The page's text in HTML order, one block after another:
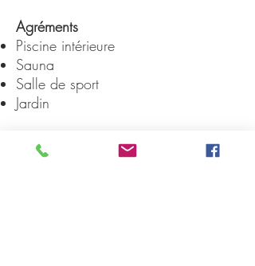
Agréments
Piscine intérieure
Sauna
Salle de sport
Jardin